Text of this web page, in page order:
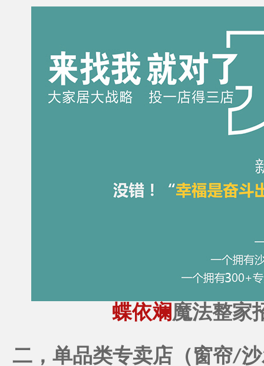
蝶依斓魔法整家
二，单品类专卖店（窗帘/